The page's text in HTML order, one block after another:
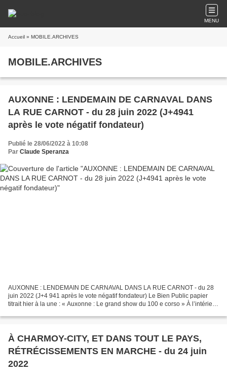
MENU
Accueil » MOBILE.ARCHIVES
MOBILE.ARCHIVES
AUXONNE : LENDEMAIN DE CARNAVAL DANS
LA RUE CARNOT - du 28 juin 2022 (J+4941
après le vote négatif fondateur)
Publié le 28/06/2022 à 10:08
Par Claude Speranza
AUXONNE : LENDEMAIN DE CARNAVAL DANS LA RUE CARNOT - du 28
juin 2022 (J+4 941 après le vote négatif fondateur) Le Bien Public papier
titrait hier à la une : « Auxonne : Le grand show du 100 e corso » À l’intérieur
À CHARMOY-CITY, ET DANS TOUT LE PAYS,
RÉTRÉCISSEMENTS EN MARCHE - du 24 juin
2022